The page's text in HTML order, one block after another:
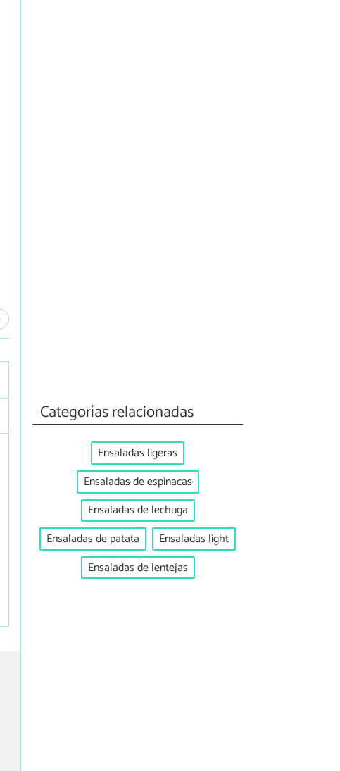
Categorías relacionadas
Ensaladas ligeras
Ensaladas de espinacas
Ensaladas de lechuga
Ensaladas de patata
Ensaladas light
Ensaladas de lentejas